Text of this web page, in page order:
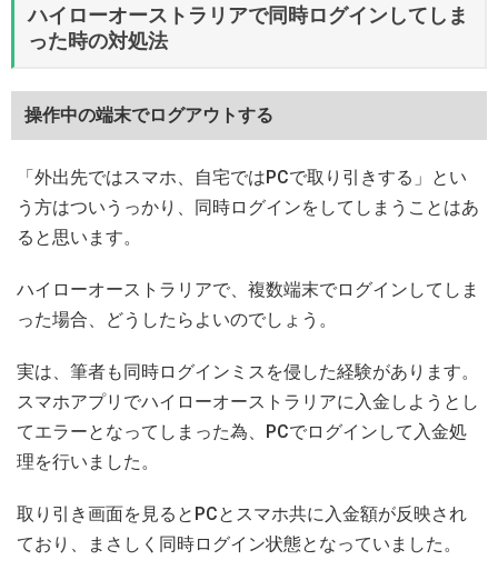
ハイローオーストラリアで同時ログインしてしま
った時の対処法
操作中の端末でログアウトする
「外出先ではスマホ、自宅ではPCで取り引きする」とい
う方はついうっかり、同時ログインをしてしまうことはあ
ると思います。
ハイローオーストラリアで、複数端末でログインしてしま
った場合、どうしたらよいのでしょう。
実は、筆者も同時ログインミスを侵した経験があります。
スマホアプリでハイローオーストラリアに入金しようとし
てエラーとなってしまった為、PCでログインして入金処
理を行いました。
取り引き画面を見るとPCとスマホ共に入金額が反映され
ており、まさしく同時ログイン状態となっていました。